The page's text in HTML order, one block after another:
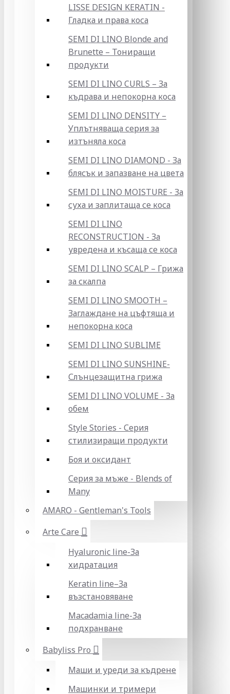
LISSE DESIGN KERATIN -
Гладка и права коса
SEMI DI LINO Blonde and
Brunette – Тониращи
продукти
SEMI DI LINO CURLS – За
къдрава и непокорна коса
SEMI DI LINO DENSITY –
Уплътняваща серия за
изтъняла коса
SEMI DI LINO DIAMOND - За
блясък и запазване на цвета
SEMI DI LINO MOISTURE - За
суха и заплитаща се коса
SEMI DI LINO
RECONSTRUCTION - За
увредена и късаща се коса
SEMI DI LINO SCALP – Грижа
за скалпа
SEMI DI LINO SMOOTH –
Заглаждане на цъфтяща и
непокорна коса
SEMI DI LINO SUBLIME
SEMI DI LINO SUNSHINE-
Слънцезащитна грижа
SEMI DI LINO VOLUME - За
обем
Style Stories - Серия
стилизиращи продукти
Боя и оксидант
Серия за мъже - Blends of
Many
AMARO - Gentleman's Tools
Arte Care
Hyaluronic line-За
хидратация
Keratin line–За
възстановяване
Macadamia line-За
подхранване
Babyliss Pro
Маши и уреди за къдрене
Машинки и тримери